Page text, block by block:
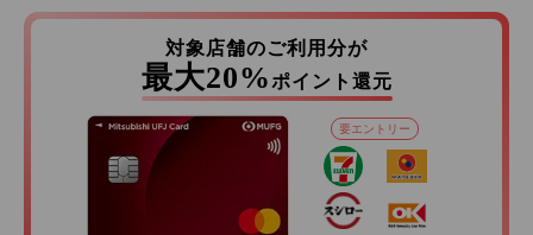
対象店舗のご利用分が
最大20% ポイント還元
要エントリー